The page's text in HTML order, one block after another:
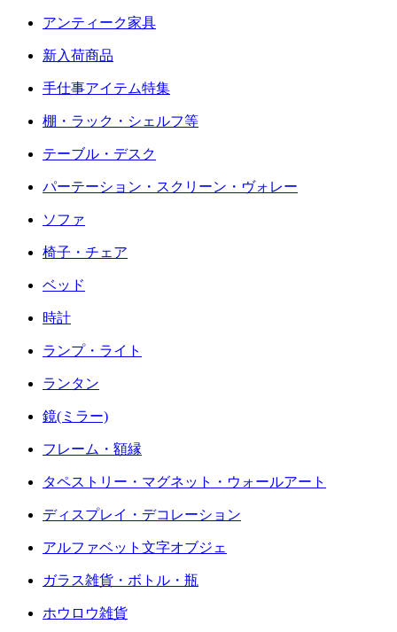
アンティーク家具
新入荷商品
手仕事アイテム特集
棚・ラック・シェルフ等
テーブル・デスク
パーテーション・スクリーン・ヴォレー
ソファ
椅子・チェア
ベッド
時計
ランプ・ライト
ランタン
鏡(ミラー)
フレーム・額縁
タペストリー・マグネット・ウォールアート
ディスプレイ・デコレーション
アルファベット文字オブジェ
ガラス雑貨・ボトル・瓶
ホウロウ雑貨